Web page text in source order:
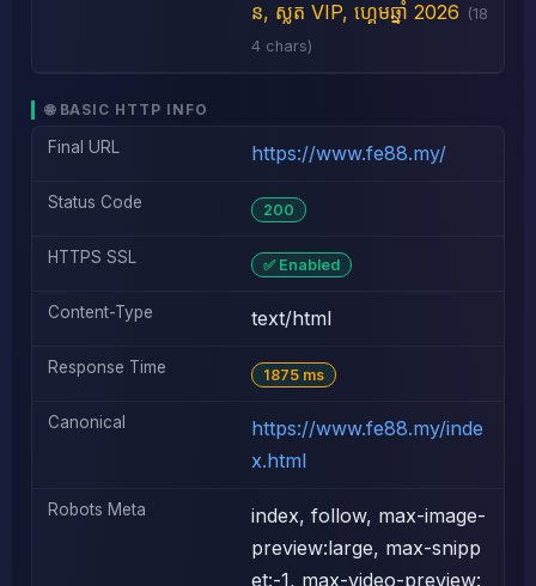
ន, ស្លត VIP, ហ្គេមឆ្នាំ 2026 (18
4 chars)
🌐 BASIC HTTP INFO
Final URL https://www.fe88.my/
Status Code 200
HTTPS SSL ✅ Enabled
Content-Type text/html
Response Time 1875 ms
Canonical
https://www.fe88.my/inde
x.html
Robots Meta
index, follow, max-image-
preview:large, max-snipp
et:-1, max-video-preview: